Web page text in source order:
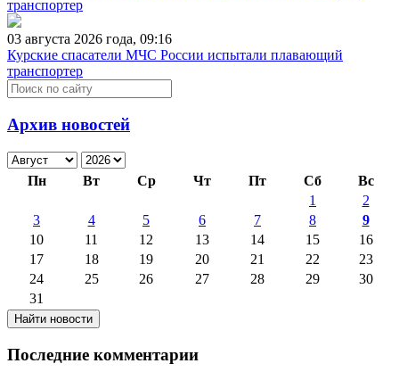
03 августа 2026 года, 09:16
Курские спасатели МЧС России испытали плавающий
транспортер
Архив новостей
Пн Вт Ср Чт Пт Сб
Вс
1
2
3
4 5 6 7 8
9
10
11 12 13 14 15
16
17
18 19 20 21 22
23
24
25 26 27 28 29
30
31
Последние комментарии